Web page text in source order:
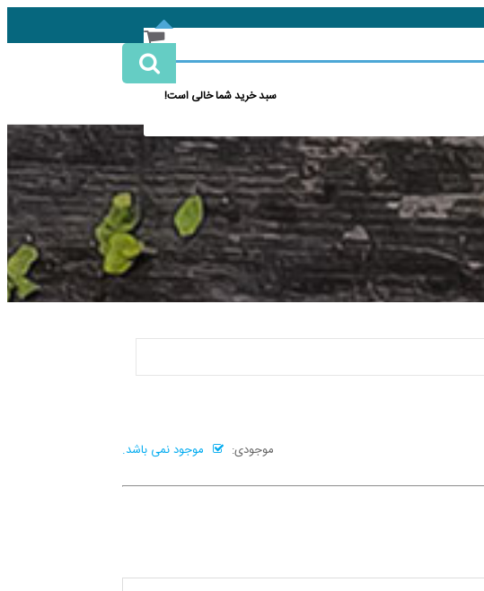
سبد خرید شما خالی است!
موجودی:
موجود نمی باشد.